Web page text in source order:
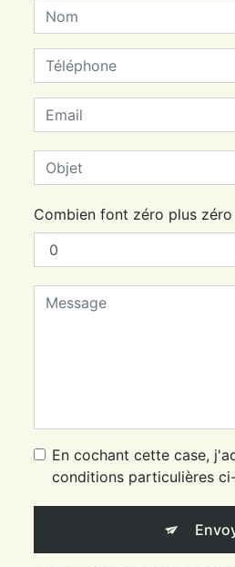
Combien font zéro plus zéro
En cochant cette case,
conditions particulières